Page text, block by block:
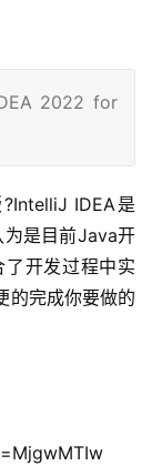
2022 for
IDEA是
是目前Java开
开发过程中实
的完成你要做的